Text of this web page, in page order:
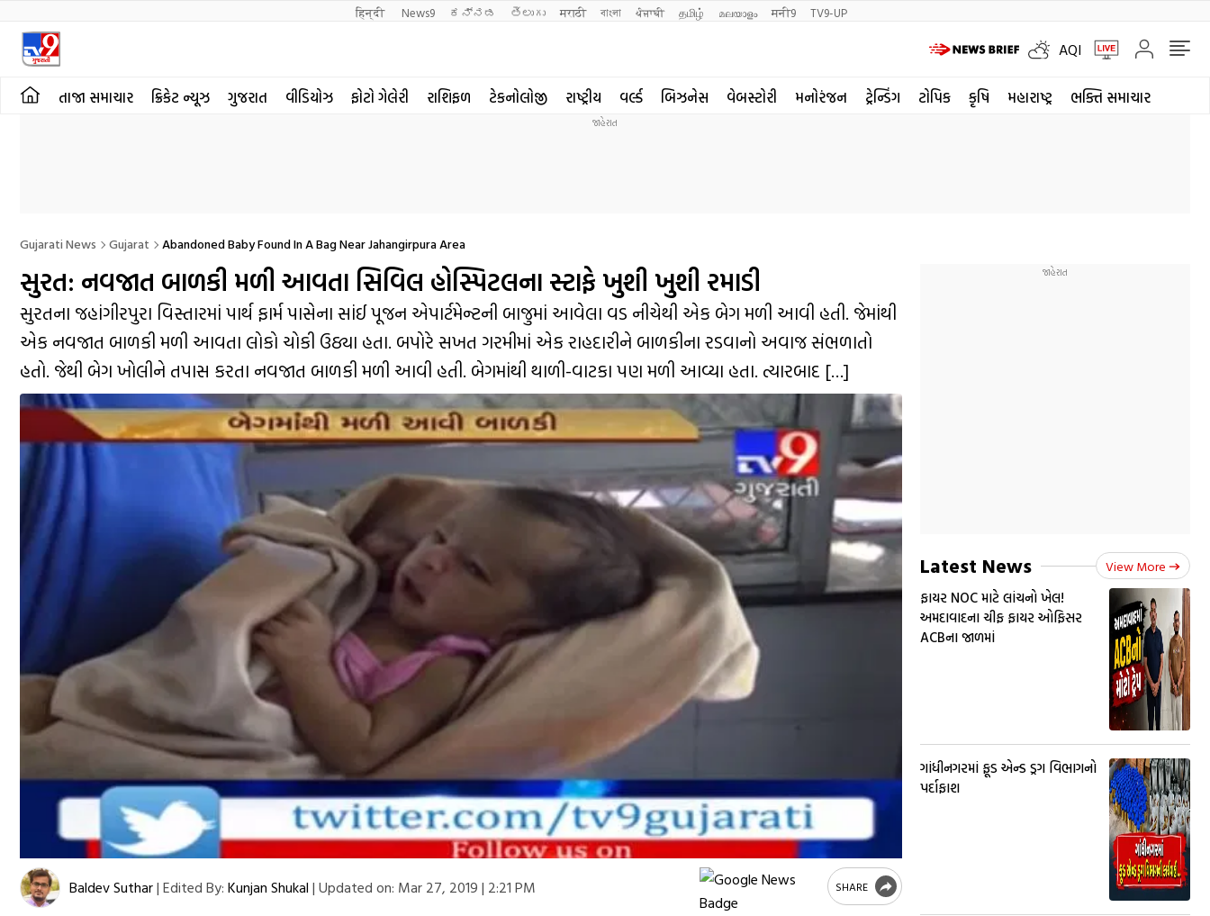
हिन्दी News9 ಕನ್ನಡ తెలుగు मराठी বাংলা ਪੰਜਾਬੀ தமிழ் മലയാളം मनी9 TV9-UP
AQI
તાજા સમાચાર ક્રિકેટ ન્યૂઝ ગુજરાત વીડિયોઝ ફોટો ગેલેરી રાશિફળ ટેકનોલોજી રાષ્ટ્રીય વર્લ્ડ બિઝનેસ વેબસ્ટોરી મનોરંજન ટ્રેન્ડિંગ ટોપિક કૃષિ મહારાષ્ટ્ર ભક્તિ સમાચાર
Gujarati News Gujarat Abandoned Baby Found In A Bag Near Jahangirpura Area
સુરત: નવજાત બાળકી મળી આવતા સિવિલ હોસ્પિટલના સ્ટાફે ખુશી ખુશી રમાડી
સુરતના જહાંગીરપુરા વિસ્તારમાં પાર્થ ફાર્મ પાસેના સાંઈ પૂજન એપાર્ટમેન્ટની બાજુમાં આવેલા વડ નીચેથી એક બેગ મળી આવી હતી. જેમાંથી
એક નવજાત બાળકી મળી આવતા લોકો ચોકી ઉઠ્યા હતા. બપોરે સખત ગરમીમાં એક રાહદારીને બાળકીના રડવાનો અવાજ સંભળાતો
હતો. જેથી બેગ ખોલીને તપાસ કરતા નવજાત બાળકી મળી આવી હતી. બેગમાંથી થાળી-વાટકા પણ મળી આવ્યા હતા. ત્યારબાદ […]
Baldev Suthar| Edited By: Kunjan Shukal | Updated on: Mar 27, 2019 | 2:21 PM SHARE
Latest News View More
ફાયર NOC માટે લાંચનો ખેલ!
અમદાવાદના ચીફ ફાયર ઓફિસર
ACBના જાળમાં
ગાંધીનગરમાં ફૂડ એન્ડ ડ્રગ વિભાગનો
પર્દાફાશ